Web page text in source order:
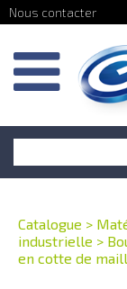
Catalogue >
industrielle >
en cotte de